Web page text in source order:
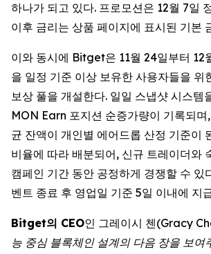
하나가 되고 있다. 프로모션은 12월 7일
이후 금리는 상품 페이지에 표시된 기본
이와 동시에 Bitget은 11월 24일부터 12
을 일정 기준 이상 보유한 사용자들을 위
보상 풀을 개설한다. 일일 스냅샷 시스템
MON Earn 포지션 순증가량이 기록되며
균 잔액이 개인별 에어드롭 산정 기준이
비율에 따라 배분되어, 신규 트레이더와
캠페인 기간 동안 공정하게 경쟁할 수 있
벤트 종료 후 영업일 기준 5일 이내에 지
Bitget의 CEO인 그레이시 첸(Gracy
능 중심 블록체인 설계의 다음 장을 보여